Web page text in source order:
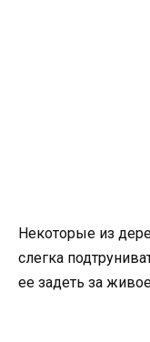
Некоторые из
слегка
ее задеть за